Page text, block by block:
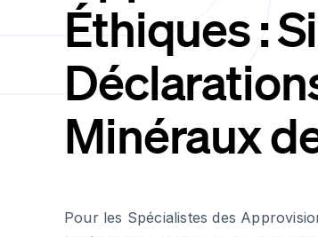
Éthiques :
Minéraux
Pour les Spécialistes des